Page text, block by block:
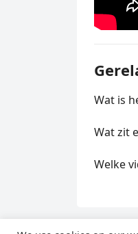
Wat is
Wat zit
Welke